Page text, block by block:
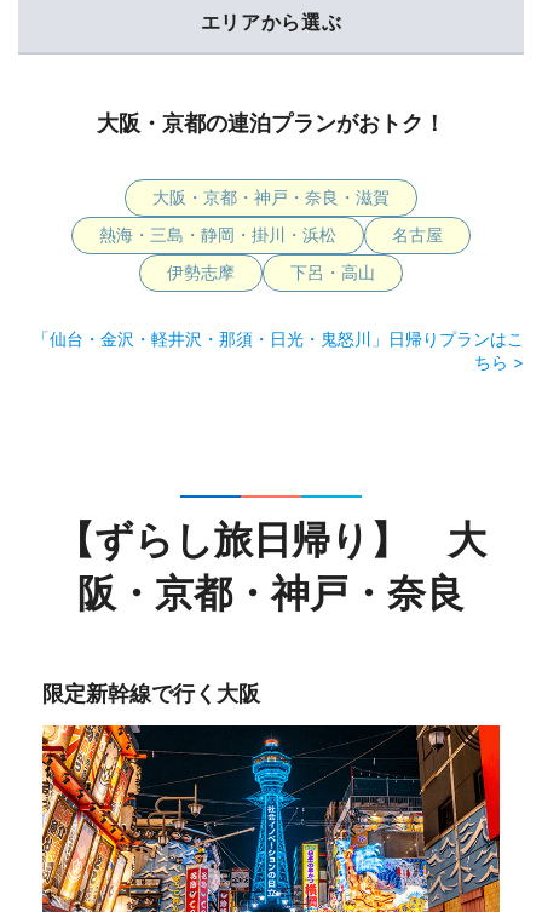
エリアから選ぶ
大阪・京都の連泊プランがおトク！
大阪・京都・神戸・奈良・滋賀
熱海・三島・静岡・掛川・浜松
名古屋
伊勢志摩
下呂・高山
「仙台・金沢・軽井沢・那須・日光・鬼怒川」日帰りプランはこ
ちら >
【ずらし旅日帰り】 大
阪・京都・神戸・奈良
限定新幹線で行く大阪